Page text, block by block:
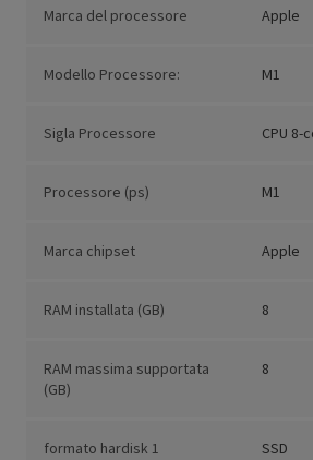
Marca del processore Apple
Modello Processore: M1
Sigla Processore CPU 8-
Processore (ps) M1
Marca chipset Apple
RAM installata (GB) 8
RAM massima supportata
(GB)
8
formato hardisk 1 SSD